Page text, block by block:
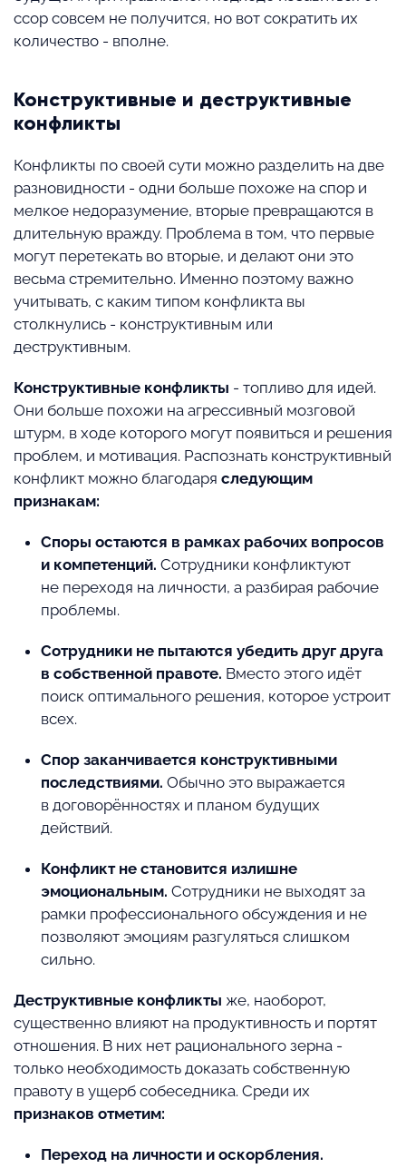
ссор совсем не получится, но вот сократить их
количество - вполне.
Конструктивные и деструктивные
конфликты
Конфликты по своей сути можно разделить на две
разновидности - одни больше похоже на спор и
мелкое недоразумение, вторые превращаются в
длительную вражду. Проблема в том, что первые
могут перетекать во вторые, и делают они это
весьма стремительно. Именно поэтому важно
учитывать, с каким типом конфликта вы
столкнулись - конструктивным или
деструктивным.
Конструктивные конфликты - топливо для идей.
Они больше похожи на агрессивный мозговой
штурм, в ходе которого могут появиться и решения
проблем, и мотивация. Распознать конструктивный
конфликт можно благодаря следующим
признакам:
Споры остаются в рамках рабочих вопросов
и компетенций. Сотрудники конфликтуют
не переходя на личности, а разбирая рабочие
проблемы.
Сотрудники не пытаются убедить друг друга
в собственной правоте. Вместо этого идёт
поиск оптимального решения, которое устроит
всех.
Спор заканчивается конструктивными
последствиями. Обычно это выражается
в договорённостях и планом будущих
действий.
Конфликт не становится излишне
эмоциональным. Сотрудники не выходят за
рамки профессионального обсуждения и не
позволяют эмоциям разгуляться слишком
сильно.
Деструктивные конфликты же, наоборот,
существенно влияют на продуктивность и портят
отношения. В них нет рационального зерна -
только необходимость доказать собственную
правоту в ущерб собеседника. Среди их
признаков отметим:
Переход на личности и оскорбления.